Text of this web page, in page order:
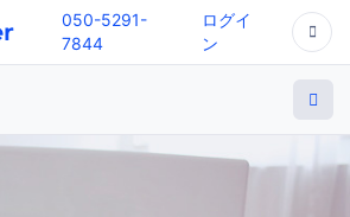
050-5291-
7844
ログイ
ン